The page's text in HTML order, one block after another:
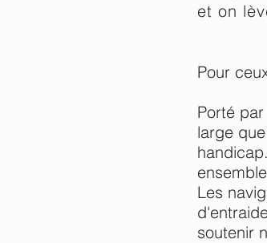
et on
Pour
Porté
large
Les
soutenir